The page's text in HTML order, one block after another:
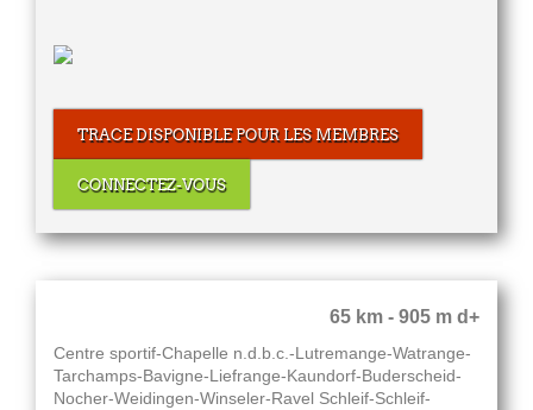
TRACE DISPONIBLE POUR LES MEMBRES
CONNECTEZ-VOUS
65 km - 905 m d+
Centre sportif-Chapelle n.d.b.c.-Lutremange-Watrange-
Tarchamps-Bavigne-Liefrange-Kaundorf-Buderscheid-
Nocher-Weidingen-Winseler-Ravel Schleif-Schleif-